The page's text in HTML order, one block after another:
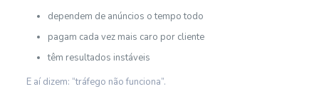
dependem de anúncios o tempo todo
pagam cada vez mais caro por cliente
têm resultados instáveis
E aí dizem: “tráfego não funciona”.